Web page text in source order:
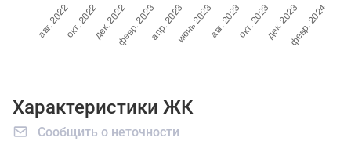
Характеристики ЖК
Сообщить о неточности